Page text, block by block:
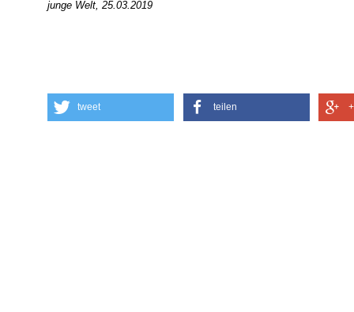
junge Welt, 25.03.2019
tweet teilen